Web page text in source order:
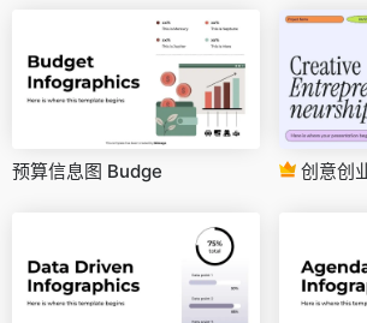
预算信息图 Budge 创意创